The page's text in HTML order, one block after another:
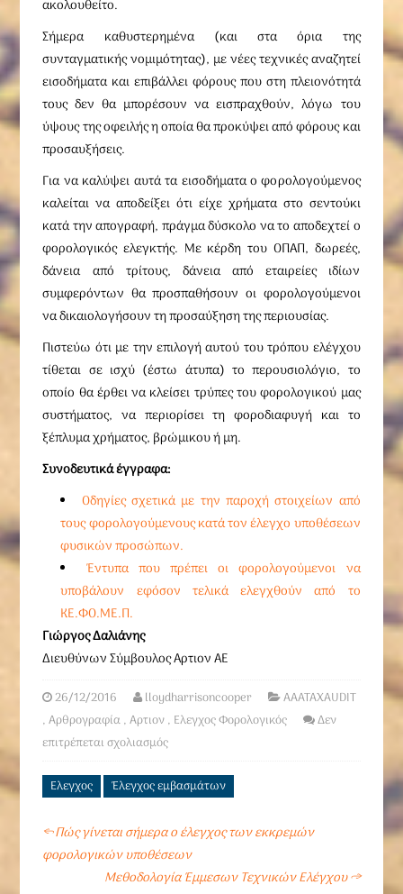
ακολουθείτο.
Σήμερα καθυστερημένα (και στα όρια της
συνταγματικής νομιμότητας), με νέες τεχνικές αναζητεί
εισοδήματα και επιβάλλει φόρους που στη πλειονότητά
τους δεν θα μπορέσουν να εισπραχθούν, λόγω του
ύψους της οφειλής η οποία θα προκύψει από φόρους και
προσαυξήσεις.
Για να καλύψει αυτά τα εισοδήματα ο φορολογούμενος
καλείται να αποδείξει ότι είχε χρήματα στο σεντούκι
κατά την απογραφή, πράγμα δύσκολο να το αποδεχτεί ο
φορολογικός ελεγκτής. Με κέρδη του ΟΠΑΠ, δωρεές,
δάνεια από τρίτους, δάνεια από εταιρείες ιδίων
συμφερόντων θα προσπαθήσουν οι φορολογούμενοι
να δικαιολογήσουν τη προσαύξηση της περιουσίας.
Πιστεύω ότι με την επιλογή αυτού του τρόπου ελέγχου
τίθεται σε ισχύ (έστω άτυπα) το περουσιολόγιο, το
οποίο θα έρθει να κλείσει τρύπες του φορολογικού μας
συστήματος, να περιορίσει τη φοροδιαφυγή και το
ξέπλυμα χρήματος, βρώμικου ή μη.
Συνοδευτικά έγγραφα:
Οδηγίες σχετικά με την παροχή στοιχείων από
τους φορολογούμενους κατά τον έλεγχο υποθέσεων
φυσικών προσώπων.
Έντυπα που πρέπει οι φορολογούμενοι να
υποβάλουν εφόσον τελικά ελεγχθούν από το
ΚΕ.ΦΟ.ΜΕ.Π.
Γιώργος Δαλιάνης
Διευθύνων Σύμβουλος Αρτιον ΑΕ
26/12/2016 lloydharrisoncooper
AAATAXAUDIT
,Αρθρογραφία,Αρτιον, Ελεγχος Φορολογικός
Δεν
επιτρέπεται σχολιασμός
Ελεγχος Έλεγχος εμβασμάτων
←Πώς γίνεται σήμερα ο έλεγχος των εκκρεμών
φορολογικών υποθέσεων
Μεθοδολογία Έμμεσων Τεχνικών Ελέγχου→